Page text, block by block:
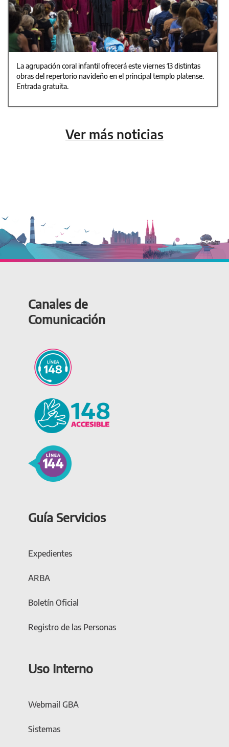
La agrupación coral infantil ofrecerá este viernes 13 distintas
obras del repertorio navideño en el principal templo platense.
Entrada gratuita.
Ver más noticias
Canales de
Comunicación
Guía Servicios
Expedientes
ARBA
Boletín Oficial
Registro de las Personas
Uso Interno
Webmail GBA
Sistemas